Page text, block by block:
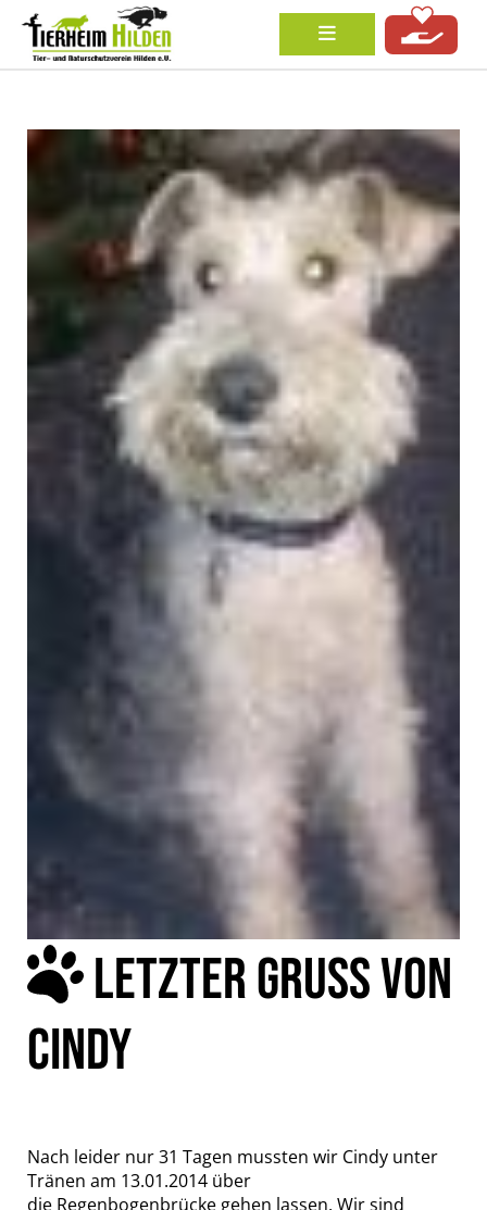
LETZTER GRUSS VON
CINDY
Nach leider nur 31 Tagen mussten wir Cindy unter
Tränen am 13.01.2014 über
die Regenbogenbrücke gehen lassen. Wir sind